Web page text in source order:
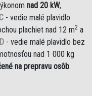
nad 20 kW,
- vedie malé plavidlo
plachiet nad 12 m2 a
- vedie malé plavidlo bez
nad 1 000 kg
na prepravu osôb.